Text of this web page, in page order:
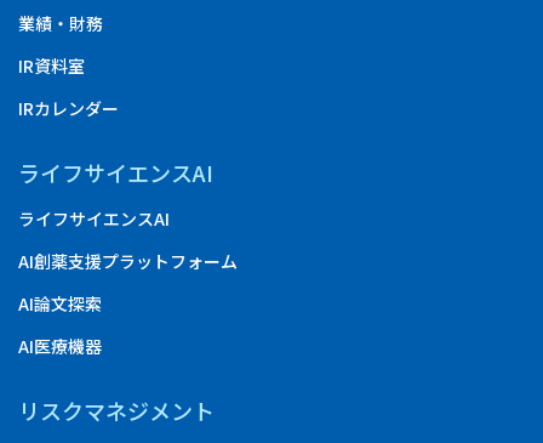
業績・財務
IR資料室
IRカレンダー
ライフサイエンスAI
ライフサイエンスAI
AI創薬支援プラットフォーム
AI論文探索
AI医療機器
リスクマネジメント